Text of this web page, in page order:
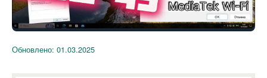
Обновлено: 01.03.2025